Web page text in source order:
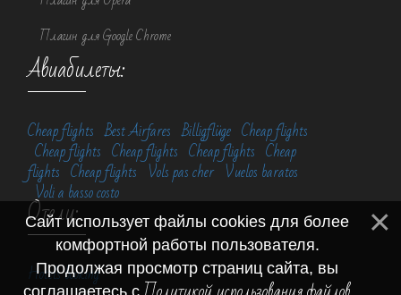
Плагин для Google Chrome
Авиабилеты:
Cheap flights Best Airfares Billigflüge Cheap flights
Cheap flights Cheap flights Cheap flights Cheap
flights Cheap flights Vols pas cher Vuelos baratos
Voli a basso costo
Отели:
Hotels booking
Сайт использует файлы cookies для более
комфортной работы пользователя.
Продолжая просмотр страниц сайта, вы
соглашаетесь с